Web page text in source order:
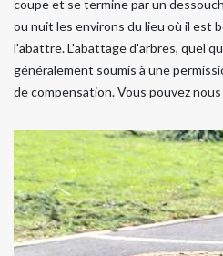
coupe et se termine par un
ou nuit les environs du lieu où il est
l'abattre. L'abattage d'arbres, quel
généralement soumis à une
de compensation. Vous pouvez